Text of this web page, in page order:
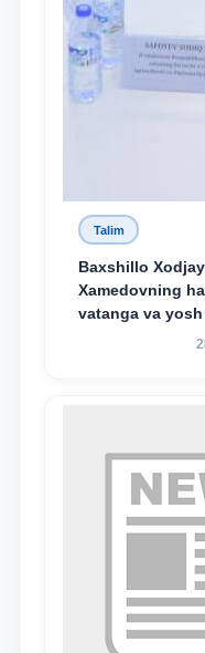
Talim
Baxshillo
Xamedovning
vatanga va
sodiqlikning